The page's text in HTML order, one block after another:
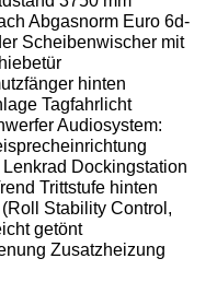
Abgasnorm Euro 6d-
Scheibenwischer mit
hinten
Tagfahrlicht
Audiosystem:
Dockingstation
Trittstufe hinten
Stability Control,
getönt
Zusatzheizung